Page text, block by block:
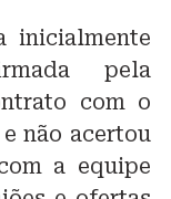
inicialmente
pela
com o
não acertou
a equipe